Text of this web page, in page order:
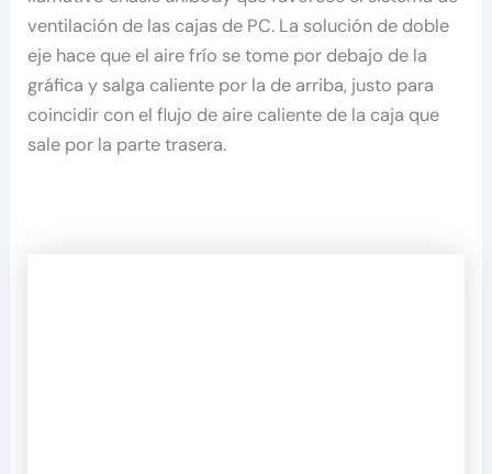
ventilación de las cajas de PC. La solución de doble
eje hace que el aire frío se tome por debajo de la
gráfica y salga caliente por la de arriba, justo para
coincidir con el flujo de aire caliente de la caja que
sale por la parte trasera.